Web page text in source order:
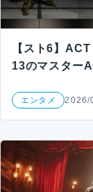
【スト6】
13のマスター
エンタメ 2026/